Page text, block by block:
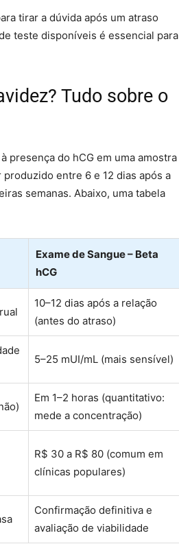
tirar a dúvida após um atraso
teste disponíveis é essencial para
Tudo sobre o
presença do hCG em uma amostra
entre 6 e 12 dias após a
semanas. Abaixo, uma tabela
Exame de Sangue – Beta
hCG
10–12 dias após a relação
(antes do atraso)
5–25 mUI/mL (mais sensível)
Em 1–2 horas (quantitativo:
mede a concentração)
R$ 30 a R$ 80 (comum em
clínicas populares)
Confirmação definitiva e
avaliação de viabilidade